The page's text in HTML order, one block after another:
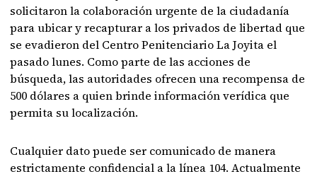
solicitaron la colaboración urgente de la ciudadanía
para ubicar y recapturar a los privados de libertad que
se evadieron del Centro Penitenciario La Joyita el
pasado lunes. Como parte de las acciones de
búsqueda, las autoridades ofrecen una recompensa de
500 dólares a quien brinde información verídica que
permita su localización.
Cualquier dato puede ser comunicado de manera
estrictamente confidencial a la línea 104. Actualmente